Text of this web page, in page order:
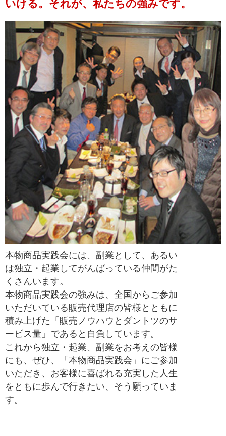
いける。それが、私たちの強みです。
本物商品実践会には、副業として、あるい
は独立・起業してがんばっている仲間がた
くさんいます。
本物商品実践会の強みは、全国からご参加
いただいている販売代理店の皆様とともに
積み上げた「販売ノウハウとダントツのサ
ービス量」であると自負しています。
これから独立・起業、副業をお考えの皆様
にも、ぜひ、「本物商品実践会」にご参加
いただき、お客様に喜ばれる充実した人生
をともに歩んで行きたい、そう願っていま
す。